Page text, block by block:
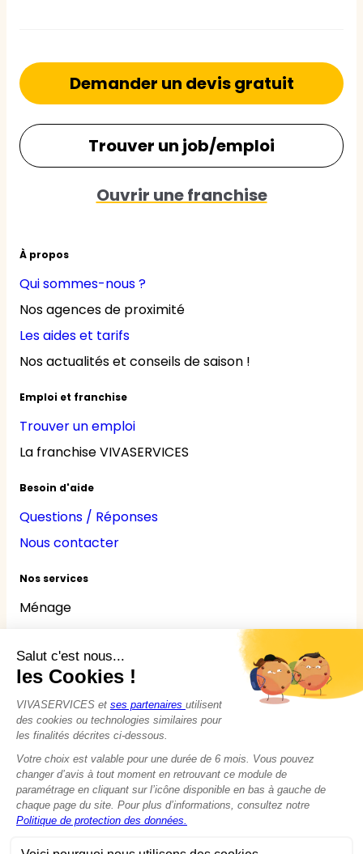
À propos
Qui sommes-nous ?
Nos agences de proximité
Les aides et tarifs
Nos actualités et conseils de saison !
Emploi et franchise
Trouver un emploi
La franchise VIVASERVICES
Besoin d'aide
Questions / Réponses
Nous contacter
Nos services
Ménage
Jardinage
Bricolage
Nounou
Seniors
Handicaps
Demander un devis gratuit
Trouver un job/emploi
Ouvrir une franchise
© 2015 - 2026VIVASERVICES
Modifier vos préférences en matière de cookies